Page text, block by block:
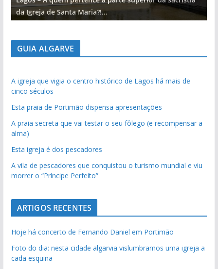
da Igreja de Santa Maria?!…
GUIA ALGARVE
A igreja que vigia o centro histórico de Lagos há mais de
cinco séculos
Esta praia de Portimão dispensa apresentações
A praia secreta que vai testar o seu fôlego (e recompensar a
alma)
Esta igreja é dos pescadores
A vila de pescadores que conquistou o turismo mundial e viu
morrer o “Príncipe Perfeito”
ARTIGOS RECENTES
Hoje há concerto de Fernando Daniel em Portimão
Foto do dia: nesta cidade algarvia vislumbramos uma igreja a
cada esquina